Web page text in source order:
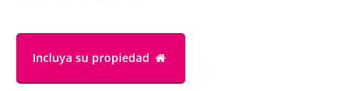
Incluya su propiedad